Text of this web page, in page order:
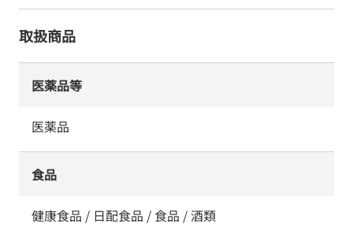
取扱商品
医薬品等
医薬品
食品
健康食品 / 日配食品 / 食品 / 酒類